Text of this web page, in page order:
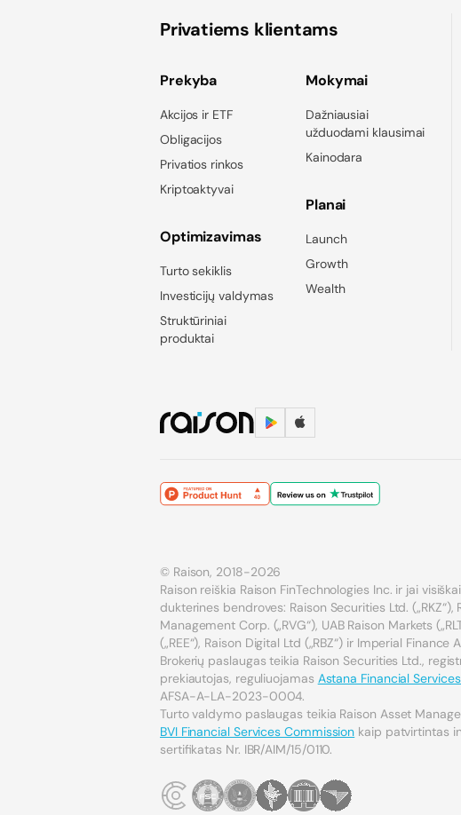
Privatiems klientams
Prekyba
Akcijos ir ETF
Obligacijos
Privatios rinkos
Kriptoaktyvai
Optimizavimas
Turto sekiklis
Investicijų valdymas
Struktūriniai
produktai
Mokymai
Dažniausiai
užduodami klausimai
Kainodara
Planai
Launch
Growth
Wealth
© Raison, 2018-2026
Raison reiškia Raison FinTechnologies Inc. ir jai
dukterines bendroves: Raison Securities Ltd. („RKZ“),
Management Corp. („RVG“), UAB Raison Markets
(„REE“), Raison Digital Ltd („RBZ“) ir Imperial Finance
Brokerių paslaugas teikia Raison Securities Ltd.,
prekiautojas, reguliuojamas Astana Financial
AFSA-A-LA-2023-0004.
Turto valdymo paslaugas teikia Raison Asset
BVI Financial Services Commission kaip patvirtintas
sertifikatas Nr. IBR/AIM/15/0110.